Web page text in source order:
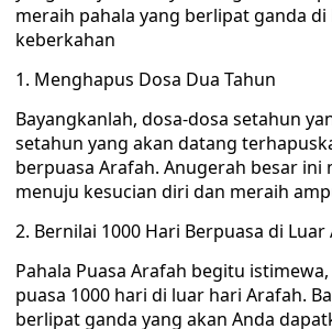
meraih pahala yang berlipat ganda
keberkahan
1. Menghapus Dosa Dua Tahun
Bayangkanlah, dosa-dosa setahun
setahun yang akan datang
berpuasa Arafah. Anugerah besar ini
menuju kesucian diri dan meraih
2. Bernilai 1000 Hari Berpuasa di Luar
Pahala Puasa Arafah begitu
puasa 1000 hari di luar hari Arafah.
berlipat ganda yang akan Anda